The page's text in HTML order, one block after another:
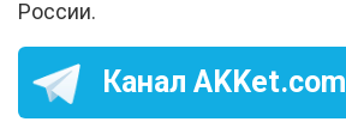
России.
Канал AKKet.com